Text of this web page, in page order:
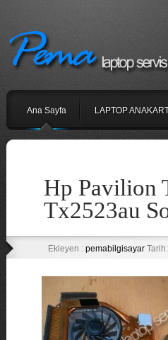
Ana Sayfa LAPTOP
Hp Pavilion
Tx2523au
Ekleyen : pemabilgisayar